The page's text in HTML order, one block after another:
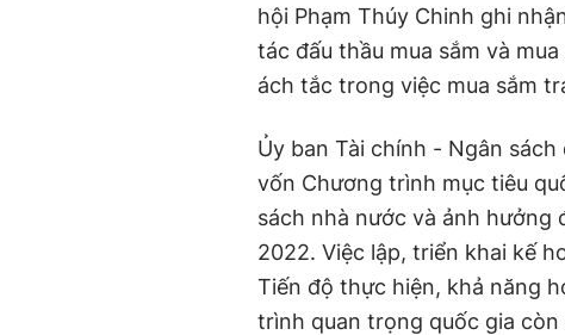
hội Phạm Thúy Chinh ghi
tác đấu thầu mua sắm và
ách tắc trong việc mua sắm
Ủy ban Tài chính - Ngân
vốn Chương trình mục tiêu
sách nhà nước và ảnh hưởng
2022. Việc lập, triển khai kế
Tiến độ thực hiện, khả năng
trình quan trọng quốc gia